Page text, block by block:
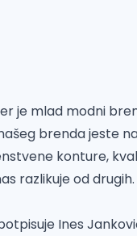
je mlad modni
brenda jeste
konture,
razlikuje od drugih.
Ines